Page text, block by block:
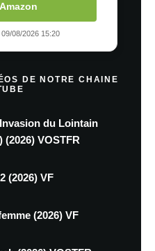
08/2026 15:20
DE NOTRE CHAINE
du Lointain
VOSTFR
(2026) VF
(2026) VF